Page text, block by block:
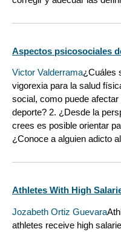
Aspectos psicosociales
Victor Valderrama¿Cuáles
vigorexia para la salud
social, como puede
deporte? 2. ¿Desde la
crees es posible orientar
¿Conoce a alguien adicto al
Athletes With High
Jozabeth Ortiz Guevara
athletes receive high